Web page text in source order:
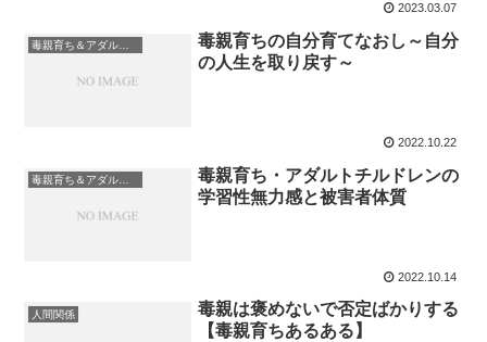
2023.03.07
毒親育ち＆アダルトチルドレン
毒親育ちの自分育てなおし～自分
の人生を取り戻す～
2022.10.22
毒親育ち＆アダルトチルドレン
毒親育ち・アダルトチルドレンの
学習性無力感と被害者体質
2022.10.14
人間関係
毒親は褒めないで否定ばかりする
【毒親育ちあるある】